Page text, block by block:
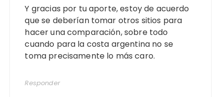
Y gracias por tu aporte, estoy de acuerdo
que se deberían tomar otros sitios para
hacer una comparación, sobre todo
cuando para la costa argentina no se
toma precisamente lo más caro.
Responder